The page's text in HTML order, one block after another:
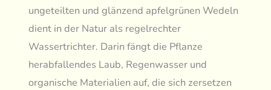
ungeteilten und glänzend apfelgrünen Wedeln
dient in der Natur als regelrechter
Wassertrichter. Darin fängt die Pflanze
herabfallendes Laub, Regenwasser und
organische Materialien auf, die sich zersetzen